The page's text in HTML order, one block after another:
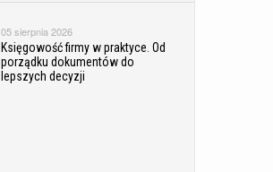
05 sierpnia 2026
Księgowość firmy w praktyce. Od
porządku dokumentów do
lepszych decyzji